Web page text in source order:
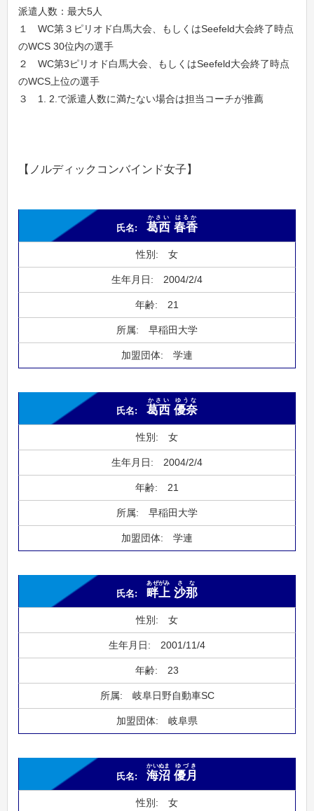
派遣人数：最大5人
１ WC第３ピリオド白馬大会、もしくはSeefeld大会終了時点
のWCS 30位内の選手
２ WC第3ピリオド白馬大会、もしくはSeefeld大会終了時点
のWCS上位の選手
３ 1. 2.で派遣人数に満たない場合は担当コーチが推薦
【ノルディックコンバインド女子】
葛西
かさい
春香
はるか
女
2004/2/4
21
早稲田大学
学連
葛西
かさい
優奈
ゆうな
女
2004/2/4
21
早稲田大学
学連
畔上
あぜがみ
沙那
さな
女
2001/11/4
23
岐阜日野自動車SC
岐阜県
海沼
かいぬま
優月
ゆづき
女